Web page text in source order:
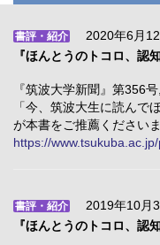
書評・紹介
2020年6月12
『ほんとうのトコロ、認
『筑波大学新聞』第356
「今、筑波大生に読んで
が本書をご推薦くださいま
https://
書評・紹介
2019年10月
『ほんとうのトコロ、認